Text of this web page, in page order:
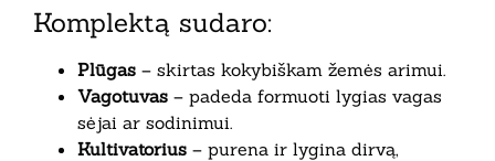
Komplektą sudaro:
Plūgas – skirtas kokybiškam žemės arimui.
Vagotuvas – padeda formuoti lygias vagas
sėjai ar sodinimui.
Kultivatorius – purena ir lygina dirvą,